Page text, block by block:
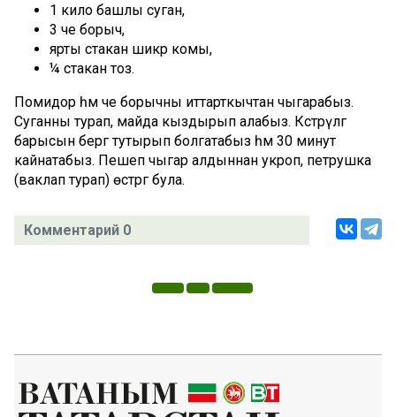
1 кило башлы суган,
3 әче борыч,
ярты стакан шикәр комы,
¼ стакан тоз.
Помидор һәм әче борычны иттарткычтан чыгарабыз.
Суганны турап, майда кыздырып алабыз. Кәстрүлгә
барысын бергә тутырып болгатабыз һәм 30 минут
кайнатабыз. Пешеп чыгар алдыннан укроп, петрушка
(ваклап турап) өстәргә була.
Комментарий 0